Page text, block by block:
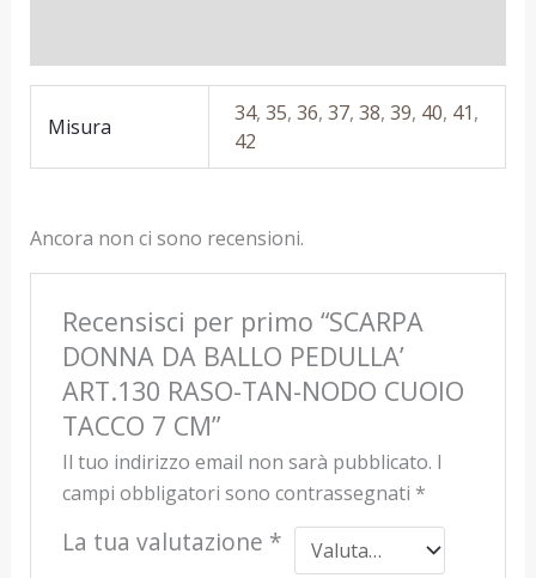
Misura
34,35,36,37,38,39, 40, 41,
42
Ancora non ci sono recensioni.
Recensisci per primo “SCARPA
DONNA DA BALLO PEDULLA’
ART.130 RASO-TAN-NODO CUOIO
TACCO 7 CM”
Il tuo indirizzo email non sarà pubblicato. I
campi obbligatori sono contrassegnati *
La tua valutazione *